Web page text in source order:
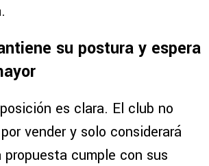
su postura y espera
es clara. El club no
vender y solo considerará
cumple con sus